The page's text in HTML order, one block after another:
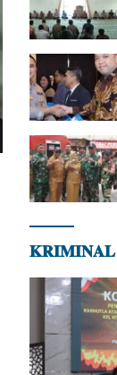
𝐊𝐑𝐈𝐌𝐈𝐍𝐀𝐋